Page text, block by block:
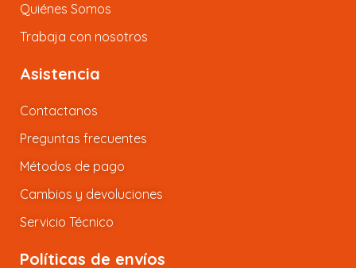
Quiénes Somos
Trabaja con nosotros
Asistencia
Contactanos
Preguntas frecuentes
Métodos de pago
Cambios y devoluciones
Servicio Técnico
Políticas de envíos